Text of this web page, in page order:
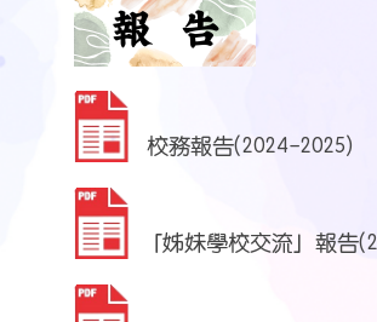
校務報告(2024-2025)
「姊妹學校交流」報告